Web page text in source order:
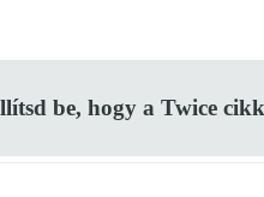
be, hogy a Twice